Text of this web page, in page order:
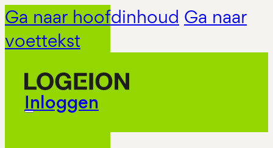
Ga naar hoofdinhoud Ga naar
voettekst
Inloggen